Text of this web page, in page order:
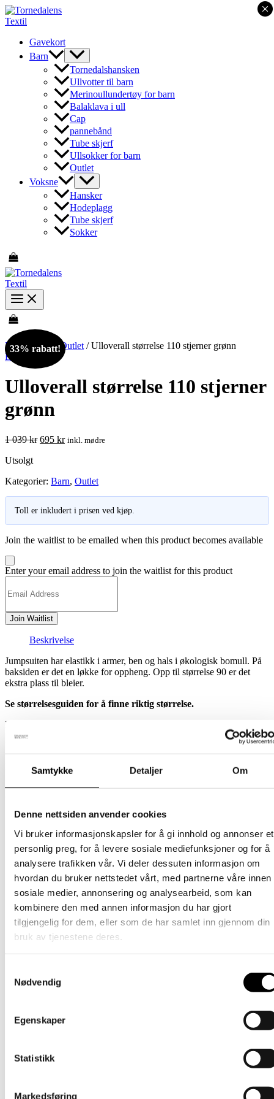
Samtykke Detaljer Om
Denne nettsiden anvender cookies
Vi bruker informasjonskapsler for å gi innhold og annonser et
personlig preg, for å levere sosiale mediefunksjoner og for å
analysere trafikken vår. Vi deler dessuten informasjon om
hvordan du bruker nettstedet vårt, med partnerne våre innen
sosiale medier, annonsering og analysearbeid, som kan
kombinere den med annen informasjon du har gjort
tilgjengelig for dem, eller som de har samlet inn gjennom din
bruk av tjenestene deres.
Nødvendig
Egenskaper
Statistikk
Markedsføring
Hopp
rett
innholdetGavekort
Barn
Tornedalshansken
Ullvotter til barn
Merinoullundertøy for barn
Balaklava i ull
Cap
pannebånd
Tube skjerf
Ullsokker for barn
Outlet
Voksne
Hansker
Hodeplagg
Tube skjerf
Sokker
33% rabatt!
Hjem/Barn/ Outlet / Ulloverall størrelse 110 stjerner grønn
Barn
Ulloverall størrelse 110 stjerner
grønn
1 039kr Opprinnelig
039 kr.
695 krNåværende
inkl. mødre
Utsolgt
Kategorier: Barn, Outlet
Toll er inkludert i prisen ved kjøp.
Join the waitlist to be emailed when this product becomes available
Dismiss
notification
Enter your email address to join the waitlist for this product
Join Waitlist
Beskrivelse
Jumpsuiten har elastikk i armer, ben og hals i økologisk bomull. På
baksiden er det en løkke for oppheng. Opp til størrelse 90 er det
ekstra plass til bleier.
Se størrelsesguiden for å finne riktig størrelse.
Materialet er Øko-Tex-merket saueull.
Laget i Finland.
Relaterte produkter
Barn
Ullvotter – Rosa
209kr inkl. mødre Velg alternativDette
produktet
flere
varianter.
Barn
Tornedalshanske – Klar blå
389kr inkl. mødreVelg alternativDette
Barn
×